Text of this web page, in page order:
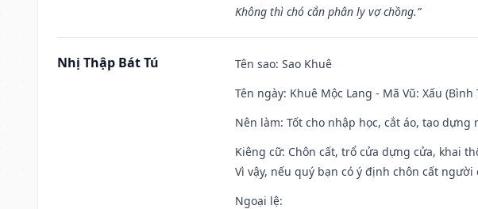
Không thì chó cắn phân ly vợ chồng.”
Nhị Thập Bát Tú Tên sao: Sao Khuê
Tên ngày: Khuê Mộc Lang - Mã Vũ: Xấu
Nên làm: Tốt cho nhập học, cắt áo, tạo
Kiêng cữ: Chôn cất, trổ cửa dựng cửa, khai
Vì vậy, nếu quý bạn có ý định chôn cất
Ngoại lệ: